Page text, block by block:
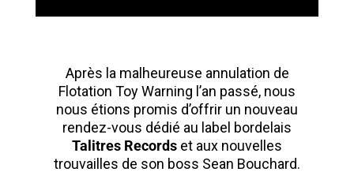
Après la malheureuse annulation de
Flotation Toy Warning l’an passé, nous
nous étions promis d’offrir un nouveau
rendez-vous dédié au label bordelais
Talitres Records et aux nouvelles
trouvailles de son boss Sean Bouchard.